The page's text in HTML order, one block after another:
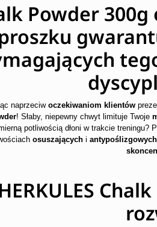
Powder
naprzeciw oczekiwaniom klientów
! Słaby, niepewny chwyt limituje Twoje
potliwością dłoni w trakcie treningu?
osuszających i antypoślizgowych
HERKULES